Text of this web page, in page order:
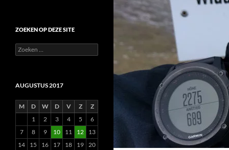
ZOEKEN OP DEZE SITE
Zoeken
naar:
AUGUSTUS 2017
M D W D V Z
Z
1
2 3 4 5
6
7
8 9 10 11 12
13
14
15 16 17 18 19 20